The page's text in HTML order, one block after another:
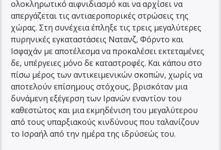
ολοκληρωτικό αιφνιδιασμό και να αρχίσει να
απεργάζεται τις αντιαεροπορικές στρώσεις της
χώρας. Στη συνέχεια έπληξε τις τρεις μεγαλύτερες
πυρηνικές εγκαταστάσεις Νατανζ, Φόρντο και
Ισφαχάν με αποτέλεσμα να προκαλέσει εκτεταμένες
δε, υπέργειες μόνο δε καταστροφές. Και κάπου στο
πίσω μέρος των αντικειμενικών σκοπών, χωρίς να
αποτελούν επίσημους στόχους, βρισκόταν μια
δυνάμενη εξέγερση των Ιρανών εναντίον του
καθεστώτος και μια εκμηδένιση του μεγαλύτερου
από τους υπαρξιακούς κινδύνους που ταλανίζουν
το Ισραήλ από την ημέρα της ιδρύσεώς του.